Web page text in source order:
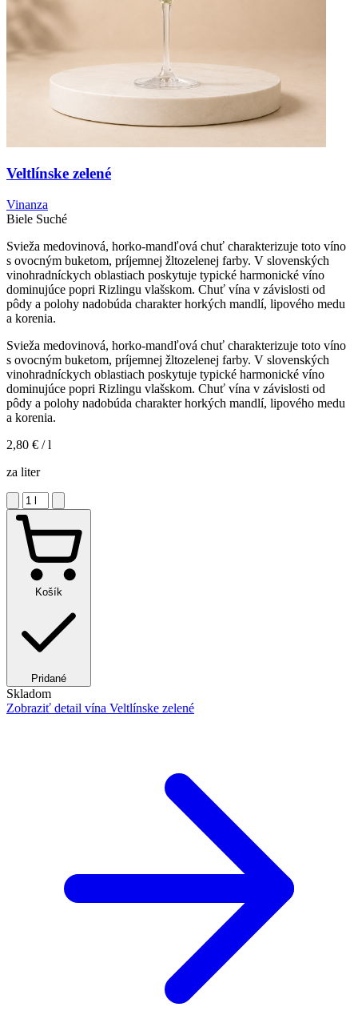
Veltlínske zelené
Vinanza
Biele Suché
Svieža medovinová, horko-mandľová chuť charakterizuje toto víno
s ovocným buketom, príjemnej žltozelenej farby. V slovenských
vinohradníckych oblastiach poskytuje typické harmonické víno
dominujúce popri Rizlingu vlašskom. Chuť vína v závislosti od
pôdy a polohy nadobúda charakter horkých mandlí, lipového medu
a korenia.
Svieža medovinová, horko-mandľová chuť charakterizuje toto víno
s ovocným buketom, príjemnej žltozelenej farby. V slovenských
vinohradníckych oblastiach poskytuje typické harmonické víno
dominujúce popri Rizlingu vlašskom. Chuť vína v závislosti od
pôdy a polohy nadobúda charakter horkých mandlí, lipového medu
a korenia.
2,80 € / l
za liter
Košík
Pridané
Skladom
Zobraziť detail vína Veltlínske zelené